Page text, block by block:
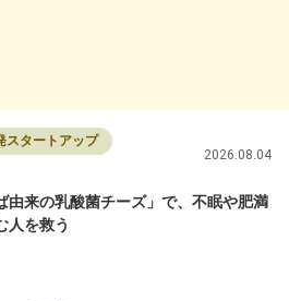
スタートアップ
2026.08.04
由来の乳酸菌チーズ」で、不眠や肥満
人を救う